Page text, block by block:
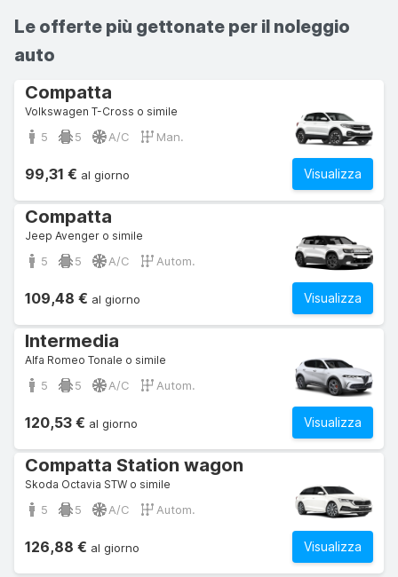
Le offerte più gettonate per il noleggio
auto
Compatta
Volkswagen T-Cross o simile
5 5 A/C Man.
Visualizza
99,31 € al giorno
Compatta
Jeep Avenger o simile
5 5 A/C Autom.
Visualizza
109,48 € al giorno
Intermedia
Alfa Romeo Tonale o simile
5 5 A/C Autom.
Visualizza
120,53 € al giorno
Compatta Station wagon
Skoda Octavia STW o simile
5 5 A/C Autom.
Visualizza
126,88 € al giorno